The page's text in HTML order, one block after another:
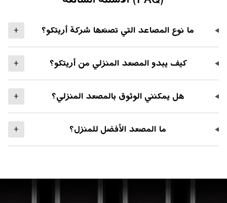
ما نوع المصاعد التي تصنعها شركة أريتكو؟ +
كيف يبدو المصعد المنزلي من أريتكو؟ +
هل يمكنني الوثوق بالمصعد المنزلي؟ +
ما المصعد الأفضل للمنزل؟ +